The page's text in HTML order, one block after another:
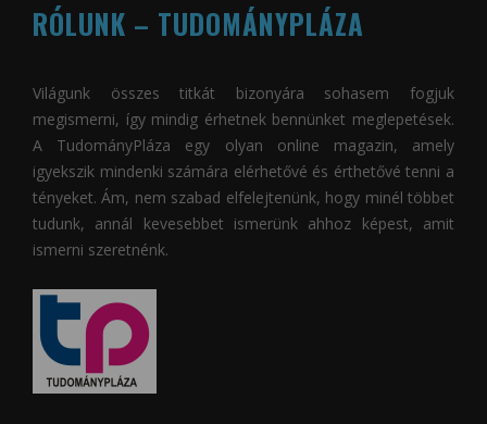
RÓLUNK – TUDOMÁNYPLÁZA
Világunk összes titkát bizonyára sohasem fogjuk
megismerni, így mindig érhetnek bennünket meglepetések.
A TudományPláza egy olyan online magazin, amely
igyekszik mindenki számára elérhetővé és érthetővé tenni a
tényeket. Ám, nem szabad elfelejtenünk, hogy minél többet
tudunk, annál kevesebbet ismerünk ahhoz képest, amit
ismerni szeretnénk.